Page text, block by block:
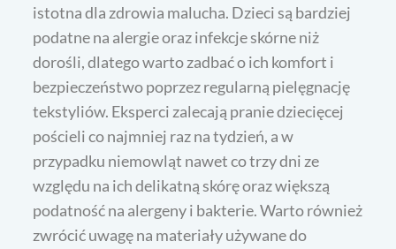
istotna dla zdrowia malucha. Dzieci są bardziej
podatne na alergie oraz infekcje skórne niż
dorośli, dlatego warto zadbać o ich komfort i
bezpieczeństwo poprzez regularną pielęgnację
tekstyliów. Eksperci zalecają pranie dziecięcej
pościeli co najmniej raz na tydzień, a w
przypadku niemowląt nawet co trzy dni ze
względu na ich delikatną skórę oraz większą
podatność na alergeny i bakterie. Warto również
zwrócić uwagę na materiały używane do